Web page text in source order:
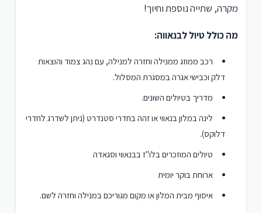
מקרה, שתייה נוספת וחיוך!
מה כולל טיול לבנאווה:
רכב ממוזג ממנילה וחזרה למנילה, עם נהג צמוד והוצאות
דלק וכבישי אגרה במסגרת המסלול.
מדריך בטיולים השונים.
לינה במלון בנאווי או זהה בחדרי סטנדרט (ניתן לשדרג לחדרי
דלוקס).
טיולים המוזכרים בלו"ז בבנאווי וסגאדה
ארוחת בוקר יומית
איסוף מבית המלון או מקום מגוריכם במנילה וחזרה לשם.